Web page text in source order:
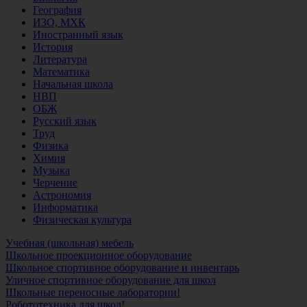
География
ИЗО, МХК
Иностранный язык
История
Литература
Математика
Начальная школа
НВП
ОБЖ
Русский язык
Труд
Физика
Химия
Музыка
Черчение
Астрономия
Информатика
Физическая культура
Учебная (школьная) мебель
Школьное проекционное оборудование
Школьное спортивное оборудование и инвентарь
Уличное спортивное оборудование для школ
Школьные переносные лаборатории!
Робототехника для школ!